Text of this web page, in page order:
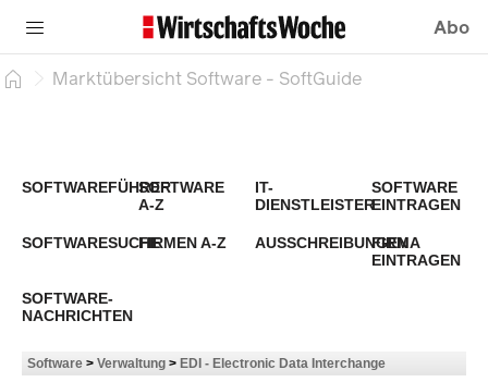
Abo
Marktübersicht Software - SoftGuide
SOFTWAREFÜHRERSOFTWARE
A-Z
IT-
DIENSTLEISTER
SOFTWARE
EINTRAGEN
SOFTWARESUCHEFIRMEN A-Z AUSSCHREIBUNGEN
FIRMA
EINTRAGEN
SOFTWARE-
NACHRICHTEN
Software > Verwaltung > EDI - Electronic Data Interchange